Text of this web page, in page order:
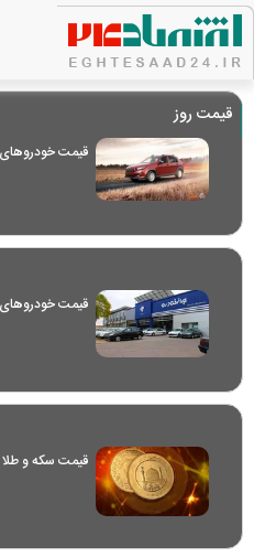
قیمت روز
قیمت
قیمت
قیمت سکه و